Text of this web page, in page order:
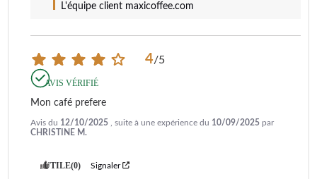
L'équipe client maxicoffee.com
4/5
AVIS VÉRIFIÉ
Mon café prefere
Avis du 12/10/2025 , suite à une expérience du 10/09/2025 par
CHRISTINE M.
UTILE(0) Signaler